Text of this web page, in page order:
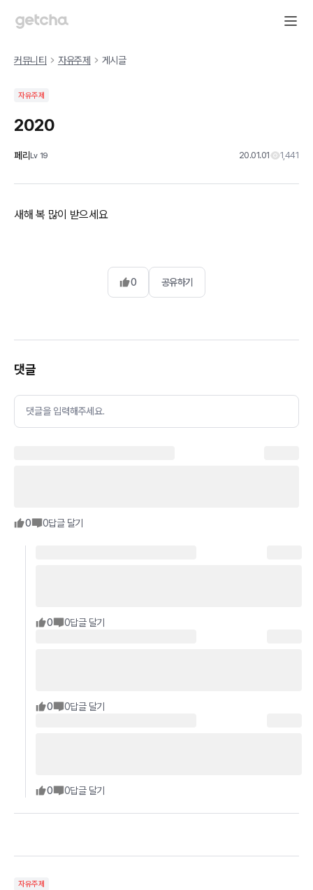
커뮤니티 자유주제 게시글
자유주제
2020
페리 Lv 19 20.01.01 1,441
새해 복 많이 받으세요
0 공유하기
댓글
댓글을 입력해주세요.
0 0답글 달기
0 0답글 달기
0 0답글 달기
0 0답글 달기
자유주제